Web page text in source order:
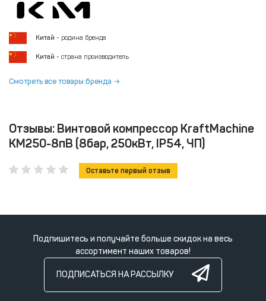
Китай - родина бренда
Китай - страна производитель
Смотреть все товары бренда
Отзывы: Винтовой компрессор KraftMachine
KM250-8пВ (8бар, 250кВт, IP54, ЧП)
Оставьте первый отзыв
Подпишитесь и получайте больше скидок на весь
ассортимент наших товаров!
ПОДПИСАТЬСЯ НА РАССЫЛКУ